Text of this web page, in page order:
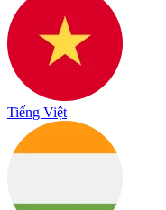
Tiếng Việt